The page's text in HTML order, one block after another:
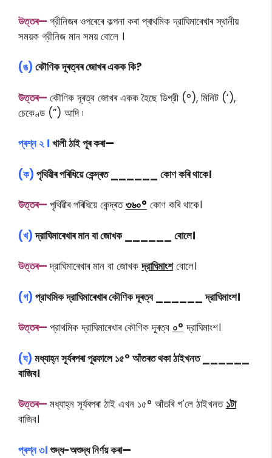
উত্তৰ— গ্রীনিজৰ ওপৰেৰে কল্পনা কৰা প্ৰাথমিক দ্রাঘিমাৰেখাৰ স্থানীয়
সময়ক গ্রীনিজ মান সময় বোলে ।
(ঙ) কৌণিক দূৰত্বৰ জোখৰ একক কি?
উত্তৰ— কৌণিক দূৰত্ব জোখৰ একক হৈছে ডিগ্রী (º), মিনিট (‘),
চেকেণ্ড (”) আদি ৷
প্ৰশ্ন ২ । খালী ঠাই পূৰ কৰা—
(ক) পৃথিৱীৰ পৰিধিয়ে কেন্দ্ৰত ______ কোণ কৰি থাকে।
উত্তৰ— পৃথিৱীৰ পৰিধিয়ে কেন্দ্ৰত৩৬০° কোণ কৰি থাকে।
(খ)দ্রাঘিমাৰেখাৰ মান বা জোখক ______ বোলে।
উত্তৰ—দ্রাঘিমাৰেখাৰ মান বা জোখকদ্রাঘিমাংশবোলে।
(গ) প্রাথমিক দ্রাঘিমাৰেখাৰ কৌণিক দূৰত্ব ______ দ্রাঘিমাংশ।
উত্তৰ— প্রাথমিক দ্রাঘিমাৰেখাৰ কৌণিক দূৰত্ব ০° দ্রাঘিমাংশ।
(ঘ) মধ্যাহ্ন সূৰ্যৰপৰা পূৱফালে ১৫° আঁতৰত থকা ঠাইখনত ______
বাজিব।
উত্তৰ— মধ্যাহ্ন সূৰ্যৰপৰা ঠাই এখন ১৫° আঁতৰি গ’লে ঠাইখনত ১টা
বাজিব।
প্ৰশ্ন ৩।শুদ্ধ-অশুদ্ধ নিৰ্ণয় কৰা—